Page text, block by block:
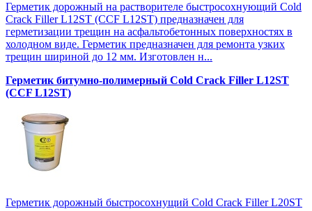
Герметик дорожный на растворителе быстросохнующий Cold
Crack Filler L12SТ (CCF L12SТ) предназначен для
герметизации трещин на асфальтобетонных поверхностях в
холодном виде. Герметик предназначен для ремонта узких
трещин шириной до 12 мм. Изготовлен н...
Герметик битумно-полимерный Cold Crack Filler L12SТ
(CCF L12SТ)
Герметик дорожный быстросохнущий Cold Crack Filler L20SТ